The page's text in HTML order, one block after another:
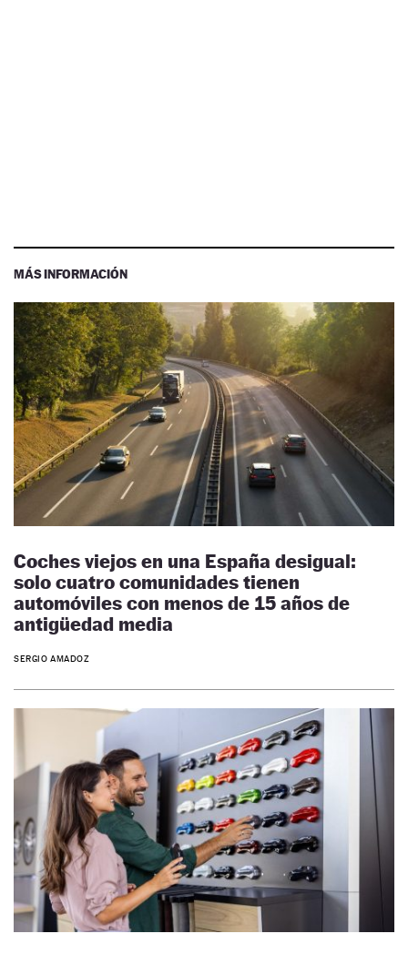
MÁS INFORMACIÓN
Coches viejos en una España desigual:
solo cuatro comunidades tienen
automóviles con menos de 15 años de
antigüedad media
SERGIO AMADOZ